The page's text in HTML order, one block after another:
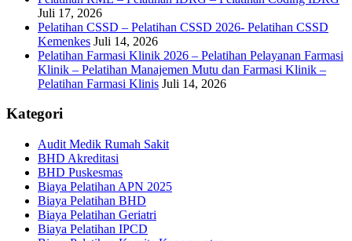
Juli 17, 2026
Pelatihan CSSD – Pelatihan CSSD 2026- Pelatihan CSSD
Kemenkes Juli 14, 2026
Pelatihan Farmasi Klinik 2026 – Pelatihan Pelayanan Farmasi
Klinik – Pelatihan Manajemen Mutu dan Farmasi Klinik –
Pelatihan Farmasi Klinis Juli 14, 2026
Kategori
Audit Medik Rumah Sakit
BHD Akreditasi
BHD Puskesmas
Biaya Pelatihan APN 2025
Biaya Pelatihan BHD
Biaya Pelatihan Geriatri
Biaya Pelatihan IPCD